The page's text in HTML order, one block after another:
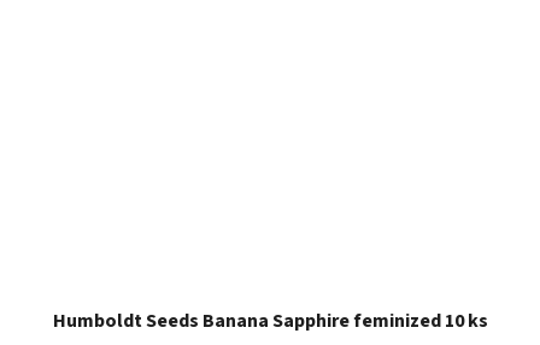
Humboldt Seeds Banana Sapphire feminized 10 ks